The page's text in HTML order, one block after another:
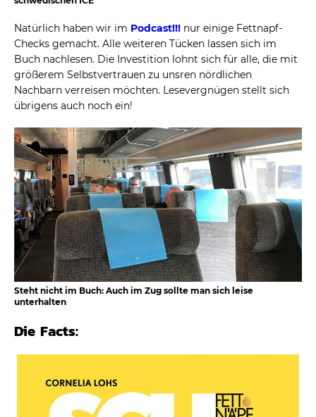
Natürlich haben wir im Podcast!!! nur einige Fettnapf-
Checks gemacht. Alle weiteren Tücken lassen sich im
Buch nachlesen. Die Investition lohnt sich für alle, die mit
größerem Selbstvertrauen zu unsren nördlichen
Nachbarn verreisen möchten. Lesevergnügen stellt sich
übrigens auch noch ein!
Steht nicht im Buch: Auch im Zug sollte man sich leise
unterhalten
Die Facts: